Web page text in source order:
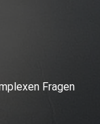
Fragen